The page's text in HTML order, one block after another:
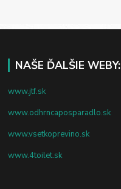
NAŠE ĎALŠIE WEBY:
www.jtf.sk
www.odhrncaposparadlo.sk
www.vsetkoprevino.sk
www.4toilet.sk